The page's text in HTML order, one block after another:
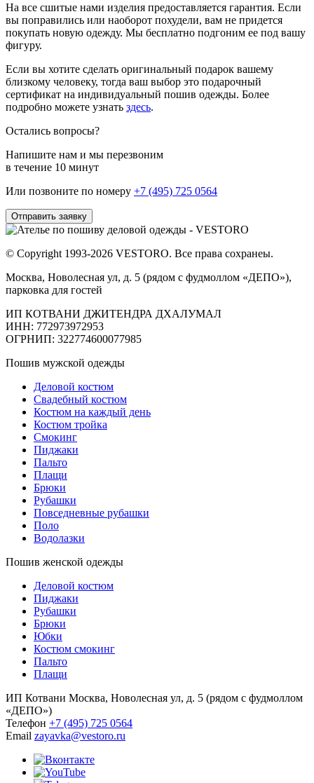
На все сшитые нами изделия предоставляется гарантия. Если
вы поправились или наоборот похудели, вам не придется
покупать новую одежду. Мы бесплатно подгоним ее под вашу
фигуру.
Если вы хотите сделать оригинальный подарок вашему
близкому человеку, тогда ваш выбор это подарочный
сертификат на индивидуальный пошив одежды. Более
подробно можете узнать здесь.
Остались вопросы?
Напишите нам и мы перезвоним
в течение 10 минут
Или позвоните по номеру +7 (495) 725 0564
Отправить заявку
© Copyright 1993-2026 VESTORO. Все права сохранеы.
Москва, Новолесная ул, д. 5 (рядом с фудмоллом «ДЕПО»),
парковка для гостей
ИП КОТВАНИ ДЖИТЕНДРА ДХАЛУМАЛ
ИНН: 772973972953
ОГРНИП: 322774600077985
Пошив мужской одежды
Деловой костюм
Свадебный костюм
Костюм на каждый день
Костюм тройка
Смокинг
Пиджаки
Пальто
Плащи
Брюки
Рубашки
Повседневные рубашки
Поло
Водолазки
Пошив женской одежды
Деловой костюм
Пиджаки
Рубашки
Брюки
Юбки
Костюм смокинг
Пальто
Плащи
ИП Котвани Москва, Новолесная ул, д. 5 (рядом с фудмоллом
«ДЕПО»)
Телефон +7 (495) 725 0564
Email zayavka@vestoro.ru